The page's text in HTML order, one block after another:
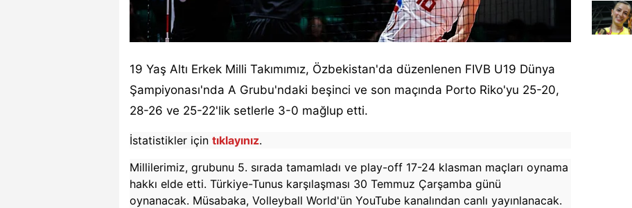
19 Yaş Altı Erkek Milli Takımımız, Özbekistan'da düzenlenen FIVB U19 Dünya
Şampiyonası'nda A Grubu'ndaki beşinci ve son maçında Porto Riko'yu 25-20,
28-26 ve 25-22'lik setlerle 3-0 mağlup etti.
İstatistikler için tıklayınız.
Millilerimiz, grubunu 5. sırada tamamladı ve play-off 17-24 klasman maçları oynama
hakkı elde etti. Türkiye-Tunus karşılaşması 30 Temmuz Çarşamba günü
oynanacak. Müsabaka, Volleyball World'ün YouTube kanalından canlı yayınlanacak.